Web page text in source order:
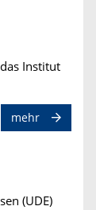
Institut
mehr
(UDE)